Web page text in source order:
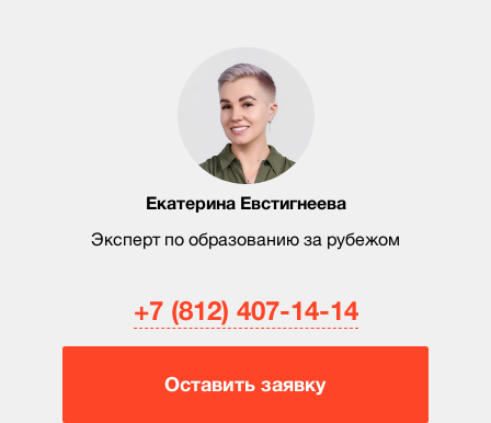
Екатерина Евстигнеева
Эксперт по образованию за рубежом
+7 (812) 407-14-14
Оставить заявку